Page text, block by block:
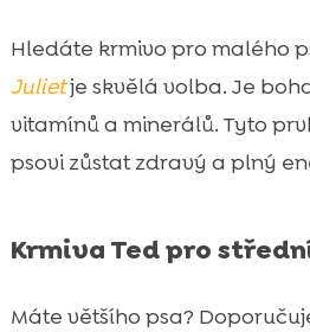
Hledáte krmivo pro malého
Julietje skvělá volba. Je
vitamínů a minerálů. Tyto
psovi zůstat zdravý a plný
Krmiva Ted pro
Máte většího psa?